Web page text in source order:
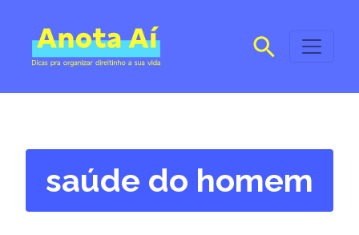
saúde do homem